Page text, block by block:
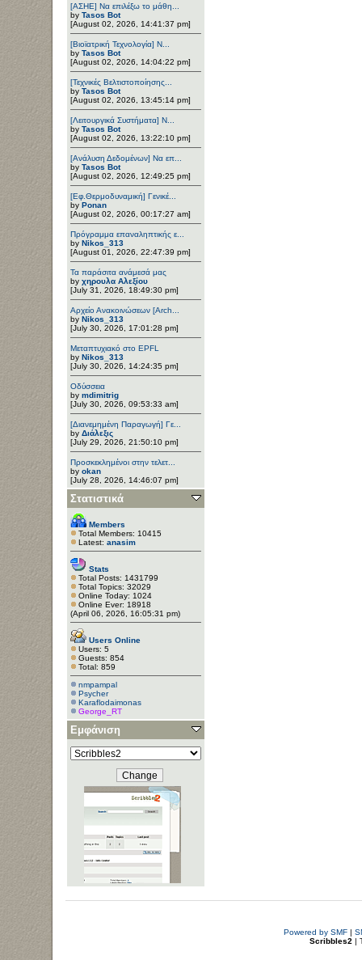
[ΑΣΗΕ] Να επιλέξω το μάθη...
by Tasos Bot
[August 02, 2026, 14:41:37 pm]
[Βιοϊατρική Τεχνολογία] Ν...
by Tasos Bot
[August 02, 2026, 14:04:22 pm]
[Τεχνικές Βελτιστοποίησης...
by Tasos Bot
[August 02, 2026, 13:45:14 pm]
[Λειτουργικά Συστήματα] Ν...
by Tasos Bot
[August 02, 2026, 13:22:10 pm]
[Ανάλυση Δεδομένων] Να επ...
by Tasos Bot
[August 02, 2026, 12:49:25 pm]
[Εφ.Θερμοδυναμική] Γενικέ...
by Ponan
[August 02, 2026, 00:17:27 am]
Πρόγραμμα επαναληπτικής ε...
by Nikos_313
[August 01, 2026, 22:47:39 pm]
Τα παράσιτα ανάμεσά μας
by χηρουλα Αλεξίου
[July 31, 2026, 18:49:30 pm]
Αρχείο Ανακοινώσεων [Arch...
by Nikos_313
[July 30, 2026, 17:01:28 pm]
Μεταπτυχιακό στο EPFL
by Nikos_313
[July 30, 2026, 14:24:35 pm]
Οδύσσεια
by mdimitrig
[July 30, 2026, 09:53:33 am]
[Διανεμημένη Παραγωγή] Γε...
by Διάλεξις
[July 29, 2026, 21:50:10 pm]
Προσκεκλημένοι στην τελετ...
by okan
[July 28, 2026, 14:46:07 pm]
Στατιστικά
Members
Total Members: 10415
Latest: anasim
Stats
Total Posts: 1431799
Total Topics: 32029
Online Today: 1024
Online Ever: 18918
(April 06, 2026, 16:05:31 pm)
Users Online
Users: 5
Guests: 854
Total: 859
nmpampal
Psycher
Κaraflodaimonas
George_RT
Εμφάνιση
Powered by SMF|
Scribbles2 |